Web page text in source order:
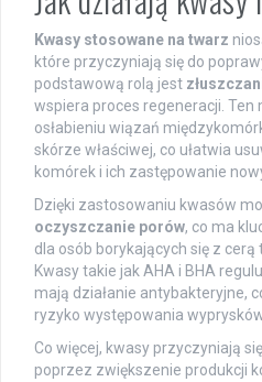
Kwasy stosowane na twarz
które przyczyniają się do
podstawową rolą jest
wspiera proces regeneracji. Ten
osłabieniu wiązań
skórze właściwej, co ułatwia
komórek i ich zastępowanie
Dzięki zastosowaniu kwasów
oczyszczanie porów, co ma
dla osób borykających się z cerą
Kwasy takie jak AHA i BHA
mają działanie antybakteryjne,
ryzyko występowania
Co więcej, kwasy przyczyniają
poprzez zwiększenie produkcji